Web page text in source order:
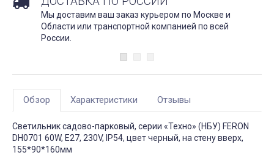
Мы доставим ваш заказ курьером по Москве и
Области или транспортной компанией по всей
России.
Обзор Характеристики Отзывы
Светильник садово-парковый, серии «Техно» (НБУ) FERON
DH0701 60W, E27, 230V, IP54, цвет черный, на стену вверх,
155*90*160мм